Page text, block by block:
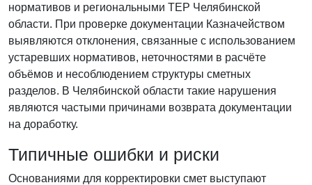
нормативов и региональными ТЕР Челябинской
области. При проверке документации Казначейством
выявляются отклонения, связанные с использованием
устаревших нормативов, неточностями в расчёте
объёмов и несоблюдением структуры сметных
разделов. В Челябинской области такие нарушения
являются частыми причинами возврата документации
на доработку.
Типичные ошибки и риски
Основаниями для корректировки смет выступают